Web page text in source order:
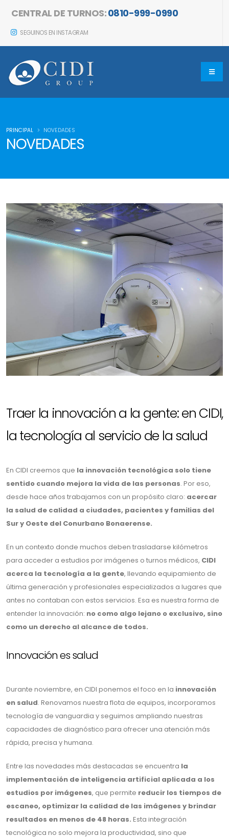
CENTRAL DE TURNOS:0810-999-0990
SEGUINOS EN INSTAGRAM
NOVEDADES
PRINCIPAL NOVEDADES
Traer la innovación a la gente: en CIDI,
la tecnología al servicio de la salud
En CIDI creemos que la innovación tecnológica solo tiene
sentido cuando mejora la vida de las personas. Por eso,
desde hace años trabajamos con un propósito claro: acercar
la salud de calidad a ciudades, pacientes y familias del
Sur y Oeste del Conurbano Bonaerense.
En un contexto donde muchos deben trasladarse kilómetros
para acceder a estudios por imágenes o turnos médicos, CIDI
acerca la tecnología a la gente, llevando equipamiento de
última generación y profesionales especializados a lugares que
antes no contaban con estos servicios. Esa es nuestra forma de
entender la innovación: no como algo lejano o exclusivo, sino
como un derecho al alcance de todos.
Innovación es salud
Durante noviembre, en CIDI ponemos el foco en la innovación
en salud. Renovamos nuestra flota de equipos, incorporamos
tecnología de vanguardia y seguimos ampliando nuestras
capacidades de diagnóstico para ofrecer una atención más
rápida, precisa y humana.
Entre las novedades más destacadas se encuentra la
implementación de inteligencia artificial aplicada a los
estudios por imágenes, que permite reducir los tiempos de
escaneo, optimizar la calidad de las imágenes y brindar
resultados en menos de 48 horas. Esta integración
tecnológica no solo mejora la productividad, sino que